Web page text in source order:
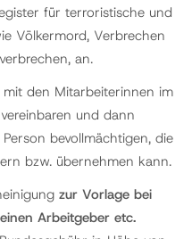
für terroristische und
Völkermord, Verbrechen
an.
mit den Mitarbeiterinnen im
und dann
bevollmächtigen, die
bzw. übernehmen kann.
zur Vorlage bei
Arbeitgeber etc.